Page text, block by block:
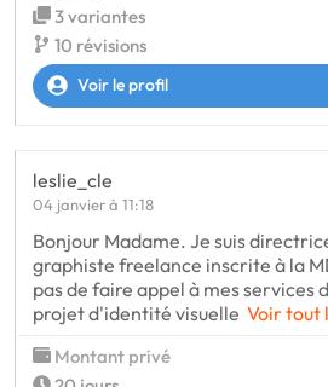
3 variantes
10 révisions
Voir le profil
leslie_cle
04 janvier à 11:18
Bonjour Madame. Je suis
graphiste freelance inscrite à la
pas de faire appel à mes services
projet d'identité visuelle Voir tout
Montant privé